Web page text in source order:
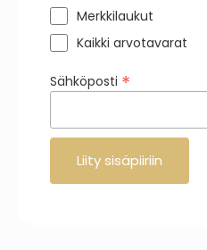
Merkkilaukut
Kaikki arvotavarat
Sähköposti *